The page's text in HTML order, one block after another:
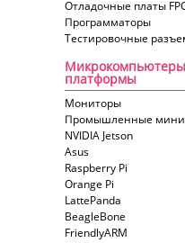
Отладочные платы
Программаторы
Тестировочные
платформы
Мониторы
Промышленные
NVIDIA Jetson
Asus
Raspberry Pi
Orange Pi
LattePanda
BeagleBone
FriendlyARM